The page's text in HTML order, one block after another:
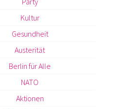
Kultur
Gesundheit
Austerität
Berlin für Alle
NATO
Aktionen